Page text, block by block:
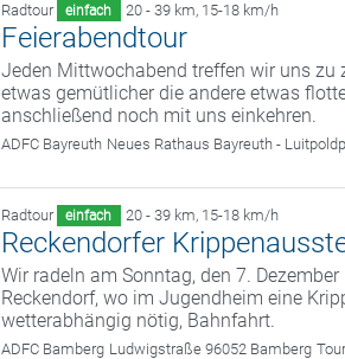
Radtour einfach 20 - 39 km, 15-18 km/h
Feierabendtour
Jeden Mittwochabend treffen wir uns zu
etwas gemütlicher die andere etwas
anschließend noch mit uns einkehren.
ADFC Bayreuth Neues Rathaus Bayreuth -
Radtour einfach 20 - 39 km, 15-18 km/h
Reckendorfer
Wir radeln am Sonntag, den 7.
Reckendorf, wo im Jugendheim eine
wetterabhängig nötig, Bahnfahrt.
ADFC Bamberg Ludwigstraße 96052 Bamberg